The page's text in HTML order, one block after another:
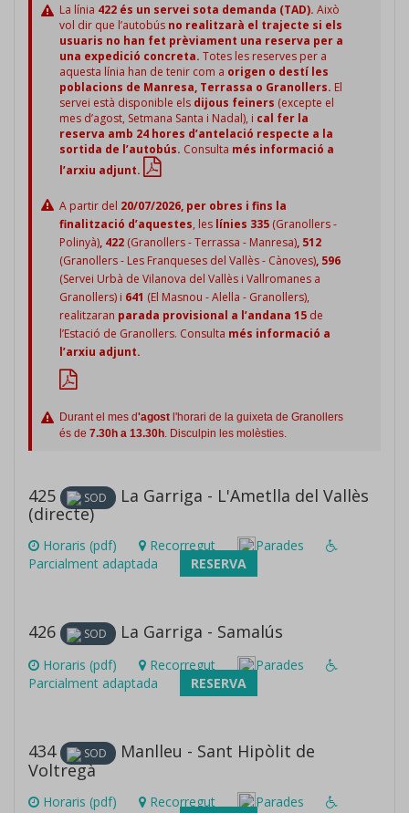
La línia 422 és un servei sota demanda (TAD). Això
vol dir que l’autobús no realitzarà el trajecte si els
usuaris no han fet prèviament una reserva per a
una expedició concreta. Totes les reserves per a
aquesta línia han de tenir com a origen o destí les
poblacions de Manresa, Terrassa o Granollers. El
servei està disponible els dijous feiners (excepte el
mes d’agost, Setmana Santa i Nadal), i cal fer la
reserva amb 24 hores d’antelació respecte a la
sortida de l’autobús. Consulta més informació a
l’arxiu adjunt.
A partir del 20/07/2026, per obres i fins la
finalització d’aquestes, les línies 335 (Granollers -
Polinyà), 422 (Granollers - Terrassa - Manresa), 512
(Granollers - Les Franqueses del Vallès - Cànoves), 596
(Servei Urbà de Vilanova del Vallès i Vallromanes a
Granollers) i 641 (El Masnou - Alella - Granollers),
realitzaran parada provisional a l’andana 15 de
l’Estació de Granollers. Consulta més informació a
l’arxiu adjunt.
Durant el mes d'agost l'horari de la guixeta de Granollers
és de 7.30h a 13.30h . Disculpin les molèsties.
425 SOD
La Garriga - L'Ametlla del Vallès
(directe)
Horaris (pdf) Recorregut
Parades
Parcialment adaptada
RESERVA
426 SOD La Garriga - Samalús
Horaris (pdf) Recorregut
Parades
Parcialment adaptada
RESERVA
434 SOD
Manlleu - Sant Hipòlit de
Voltregà
Horaris (pdf) Recorregut
Parades